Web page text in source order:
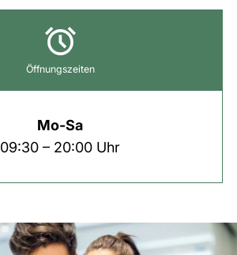
Öffnungszeiten
Mo-Sa
09:30 – 20:00 Uhr